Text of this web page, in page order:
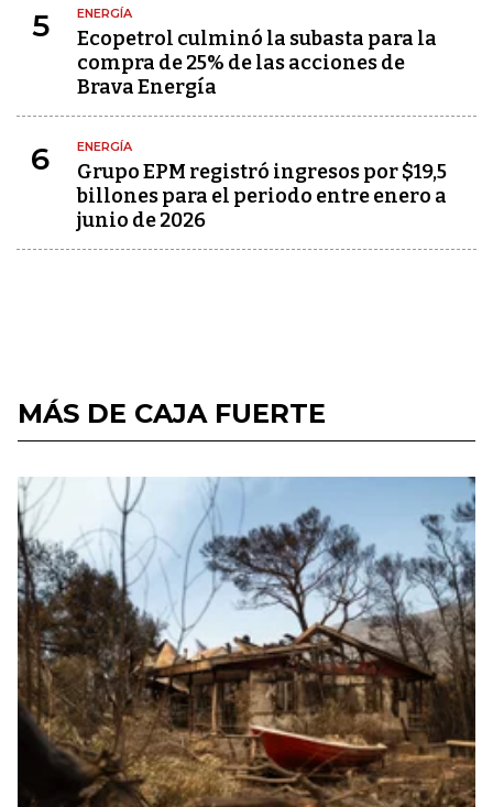
5 ENERGÍA
Ecopetrol culminó la subasta para la
compra de 25% de las acciones de
Brava Energía
6 ENERGÍA
Grupo EPM registró ingresos por $19,5
billones para el periodo entre enero a
junio de 2026
MÁS DE CAJA FUERTE